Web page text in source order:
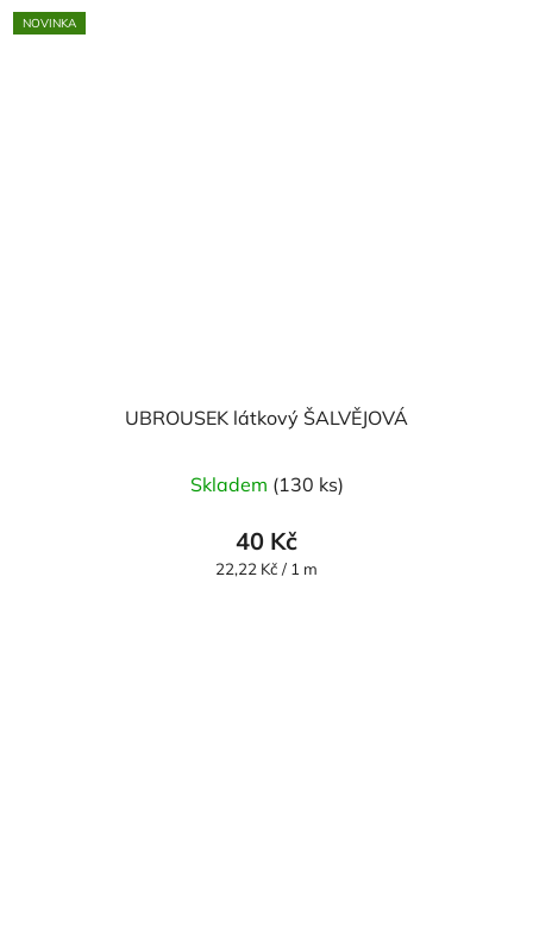
NOVINKA
UBROUSEK látkový ŠALVĚJOVÁ
Skladem (130 ks)
40 Kč
Měrná
22,22 Kč / 1 m